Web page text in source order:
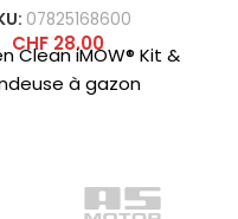
07825168600
CHF28.00
Clean iMOW® Kit &
à gazon